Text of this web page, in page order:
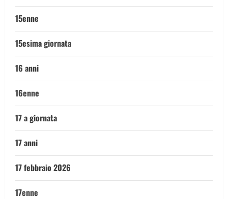
15enne
15esima giornata
16 anni
16enne
17 a giornata
17 anni
17 febbraio 2026
17enne